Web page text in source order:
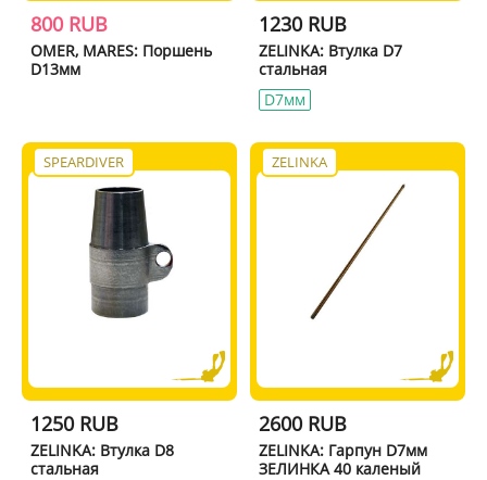
800 RUB
OMER, MARES: Поршень
D13мм
1230 RUB
ZELINKA: Втулка D7
стальная
D7мм
SPEARDIVER
1250 RUB
ZELINKA: Втулка D8
стальная
ZELINKA
2600 RUB
ZELINKA: Гарпун D7мм
ЗЕЛИНКА 40 каленый